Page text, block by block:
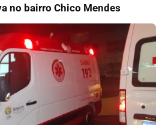
no bairro Chico Mendes